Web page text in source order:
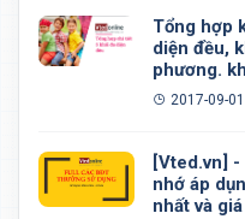
Tổng hợp
diện đều,
phương.
đều, khối
2017-09-
[Vted.vn]
nhớ áp
nhất và